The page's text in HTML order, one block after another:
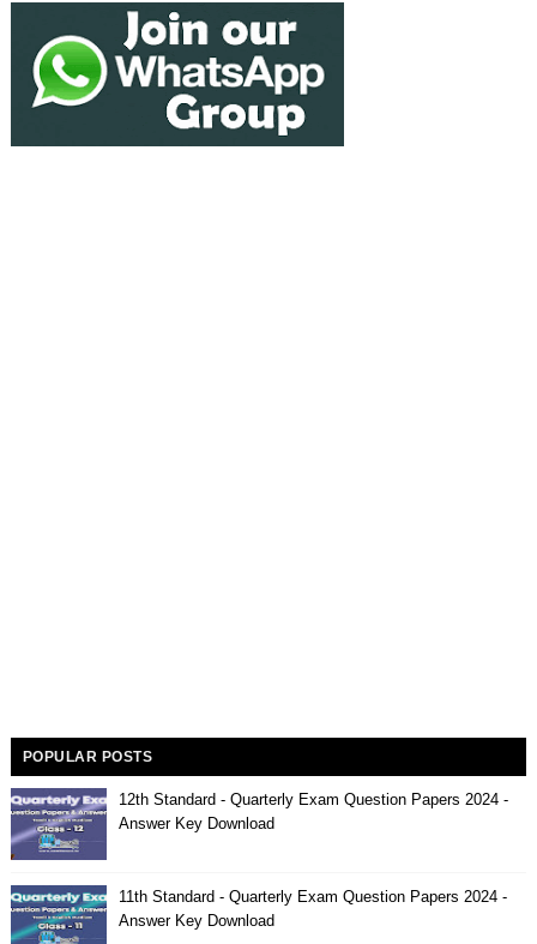
POPULAR POSTS
12th Standard - Quarterly Exam Question Papers 2024 -
Answer Key Download
11th Standard - Quarterly Exam Question Papers 2024 -
Answer Key Download